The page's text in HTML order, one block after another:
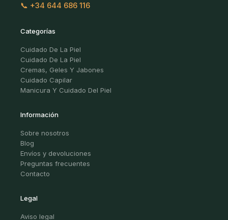
📞 +34 644 686 116
Categorías
Cuidado De La Piel
Cuidado De La Piel
Cremas, Geles Y Jabones
Cuidado Capilar
Manicura Y Cuidado Del Piel
Información
Sobre nosotros
Blog
Envíos y devoluciones
Preguntas frecuentes
Contacto
Legal
Aviso legal